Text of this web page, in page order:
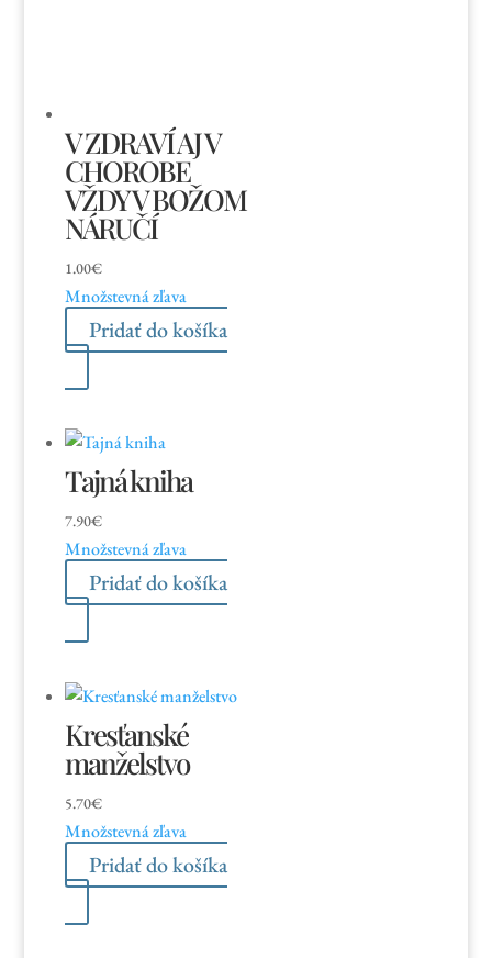
V ZDRAVÍ AJ V
CHOROBE
VŽDY V BOŽOM
NÁRUČÍ
1.00€
Množstevná zľava
Pridať do košíka
Tajná kniha
7.90€
Množstevná zľava
Pridať do košíka
Kresťanské
manželstvo
5.70€
Množstevná zľava
Pridať do košíka